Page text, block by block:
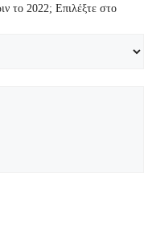
το 2022; Επιλέξτε στο